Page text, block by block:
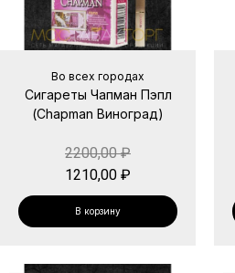
Во всех городах
Сигареты Чапман Пэпл
(Chapman Виноград)
2200,00₽
1210,00 ₽
В корзину